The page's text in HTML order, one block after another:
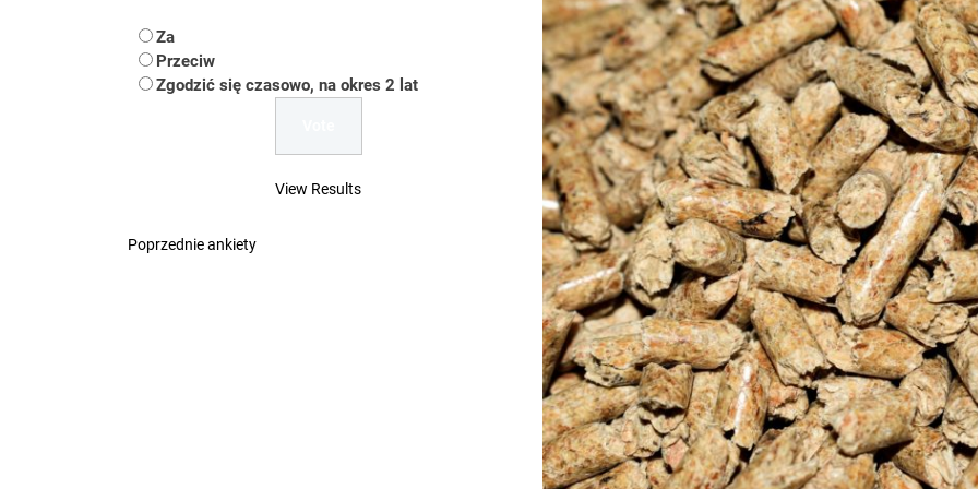
Uwaga Dębieńsko – woda nieprzydatna do spożycia!!!
Ilu mieszkańców ma Rybnik?
Dość komentowania kolejnych afer w ochronie zdrowia — czas zacząć mówić o
Za
Przeciw
Zgodzić się czasowo, na okres 2 lat
View Results
Poprzednie ankiety